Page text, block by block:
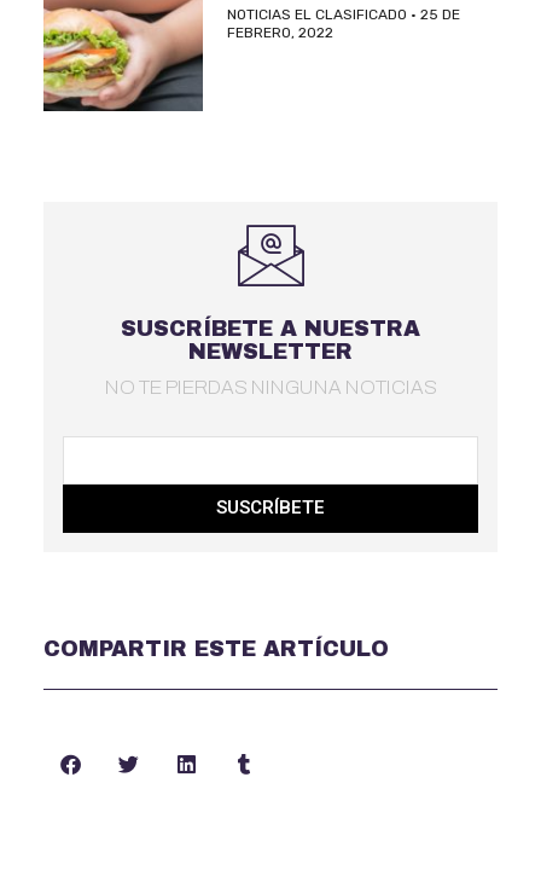
NOTICIAS EL CLASIFICADO
25 DE
FEBRERO, 2022
SUSCRÍBETE A NUESTRA
NEWSLETTER
NO TE PIERDAS NINGUNA NOTICIAS
SUSCRÍBETE
COMPARTIR ESTE ARTÍCULO